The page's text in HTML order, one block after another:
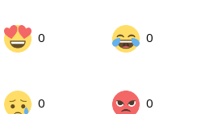
0 0
0 0